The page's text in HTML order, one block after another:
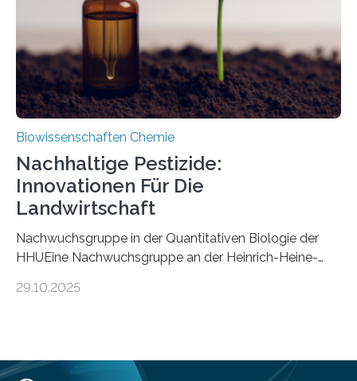
stellt gleichzeitig den ersten Fossilfund einer
Mückenlarve aus dem Mesozoikum dar, denn…
Biowissenschaften Chemie
Nachhaltige Pestizide:
Innovationen Für Die
Landwirtschaft
Nachwuchsgruppe in der Quantitativen Biologie der
HHUEine Nachwuchsgruppe an der Heinrich-Heine-
fünf Jahren erforschen, wie Bakterien auf
Insektenblume. Das Bundesministerium für Forschung,
29.10.2025